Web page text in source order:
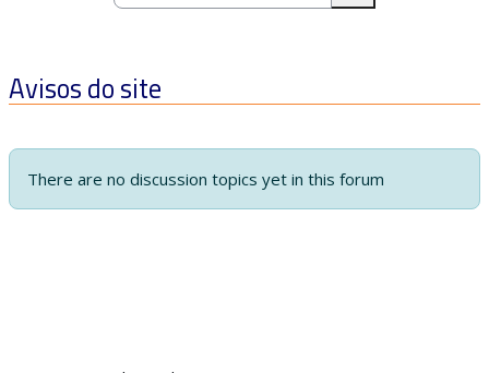
Search courses
Avisos do site
There are no discussion topics yet in this forum